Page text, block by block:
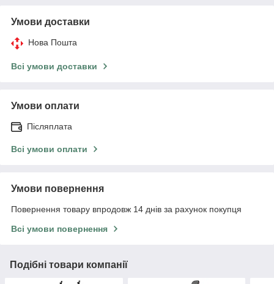
Умови доставки
Нова Пошта
Всі умови доставки
Умови оплати
Післяплата
Всі умови оплати
Умови повернення
Повернення товару впродовж 14 днів за рахунок покупця
Всі умови повернення
Подібні товари компанії